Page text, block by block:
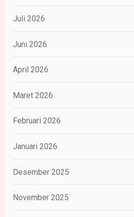
Juli 2026
Juni 2026
April 2026
Maret 2026
Februari 2026
Januari 2026
Desember 2025
November 2025